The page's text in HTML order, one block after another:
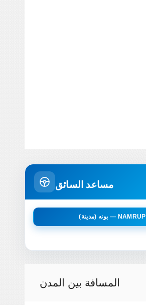
مساعد السائق
بونه (مدينة) — NAMRUP
المسافة بين المدن